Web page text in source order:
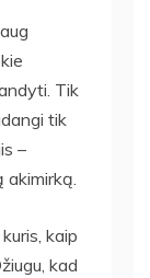
Tik
tik
–
akimirką.
kaip
kad